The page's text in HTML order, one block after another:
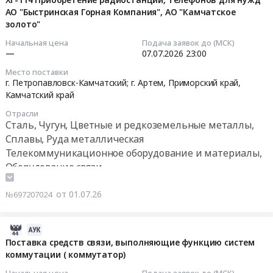
АО "Быстринская Горная Компания", АО "Камчатское
золото"
Начальная цена
—
Подача заявок до (МСК)
07.07.2026 23:00
Место поставки
г. Петропавловск-Камчатский; г. Артем, Приморский край,
Камчатский край
Отрасли
Сталь, Чугун, Цветные и редкоземельные металлы,
Сплавы, Руда металлическая
Телекоммуникационное оборудование и материалы,
Оборудование связи
№697207024 от 01.07.26
114
Поставка средств связи, выполняющие функцию систем
коммутации ( коммутатор)